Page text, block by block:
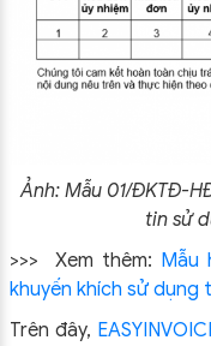
Ảnh: Mẫu 01/ĐKTĐ-
tin sử
>>> Xem thêm: Mẫu
khuyến khích sử dụng
Trên đây,